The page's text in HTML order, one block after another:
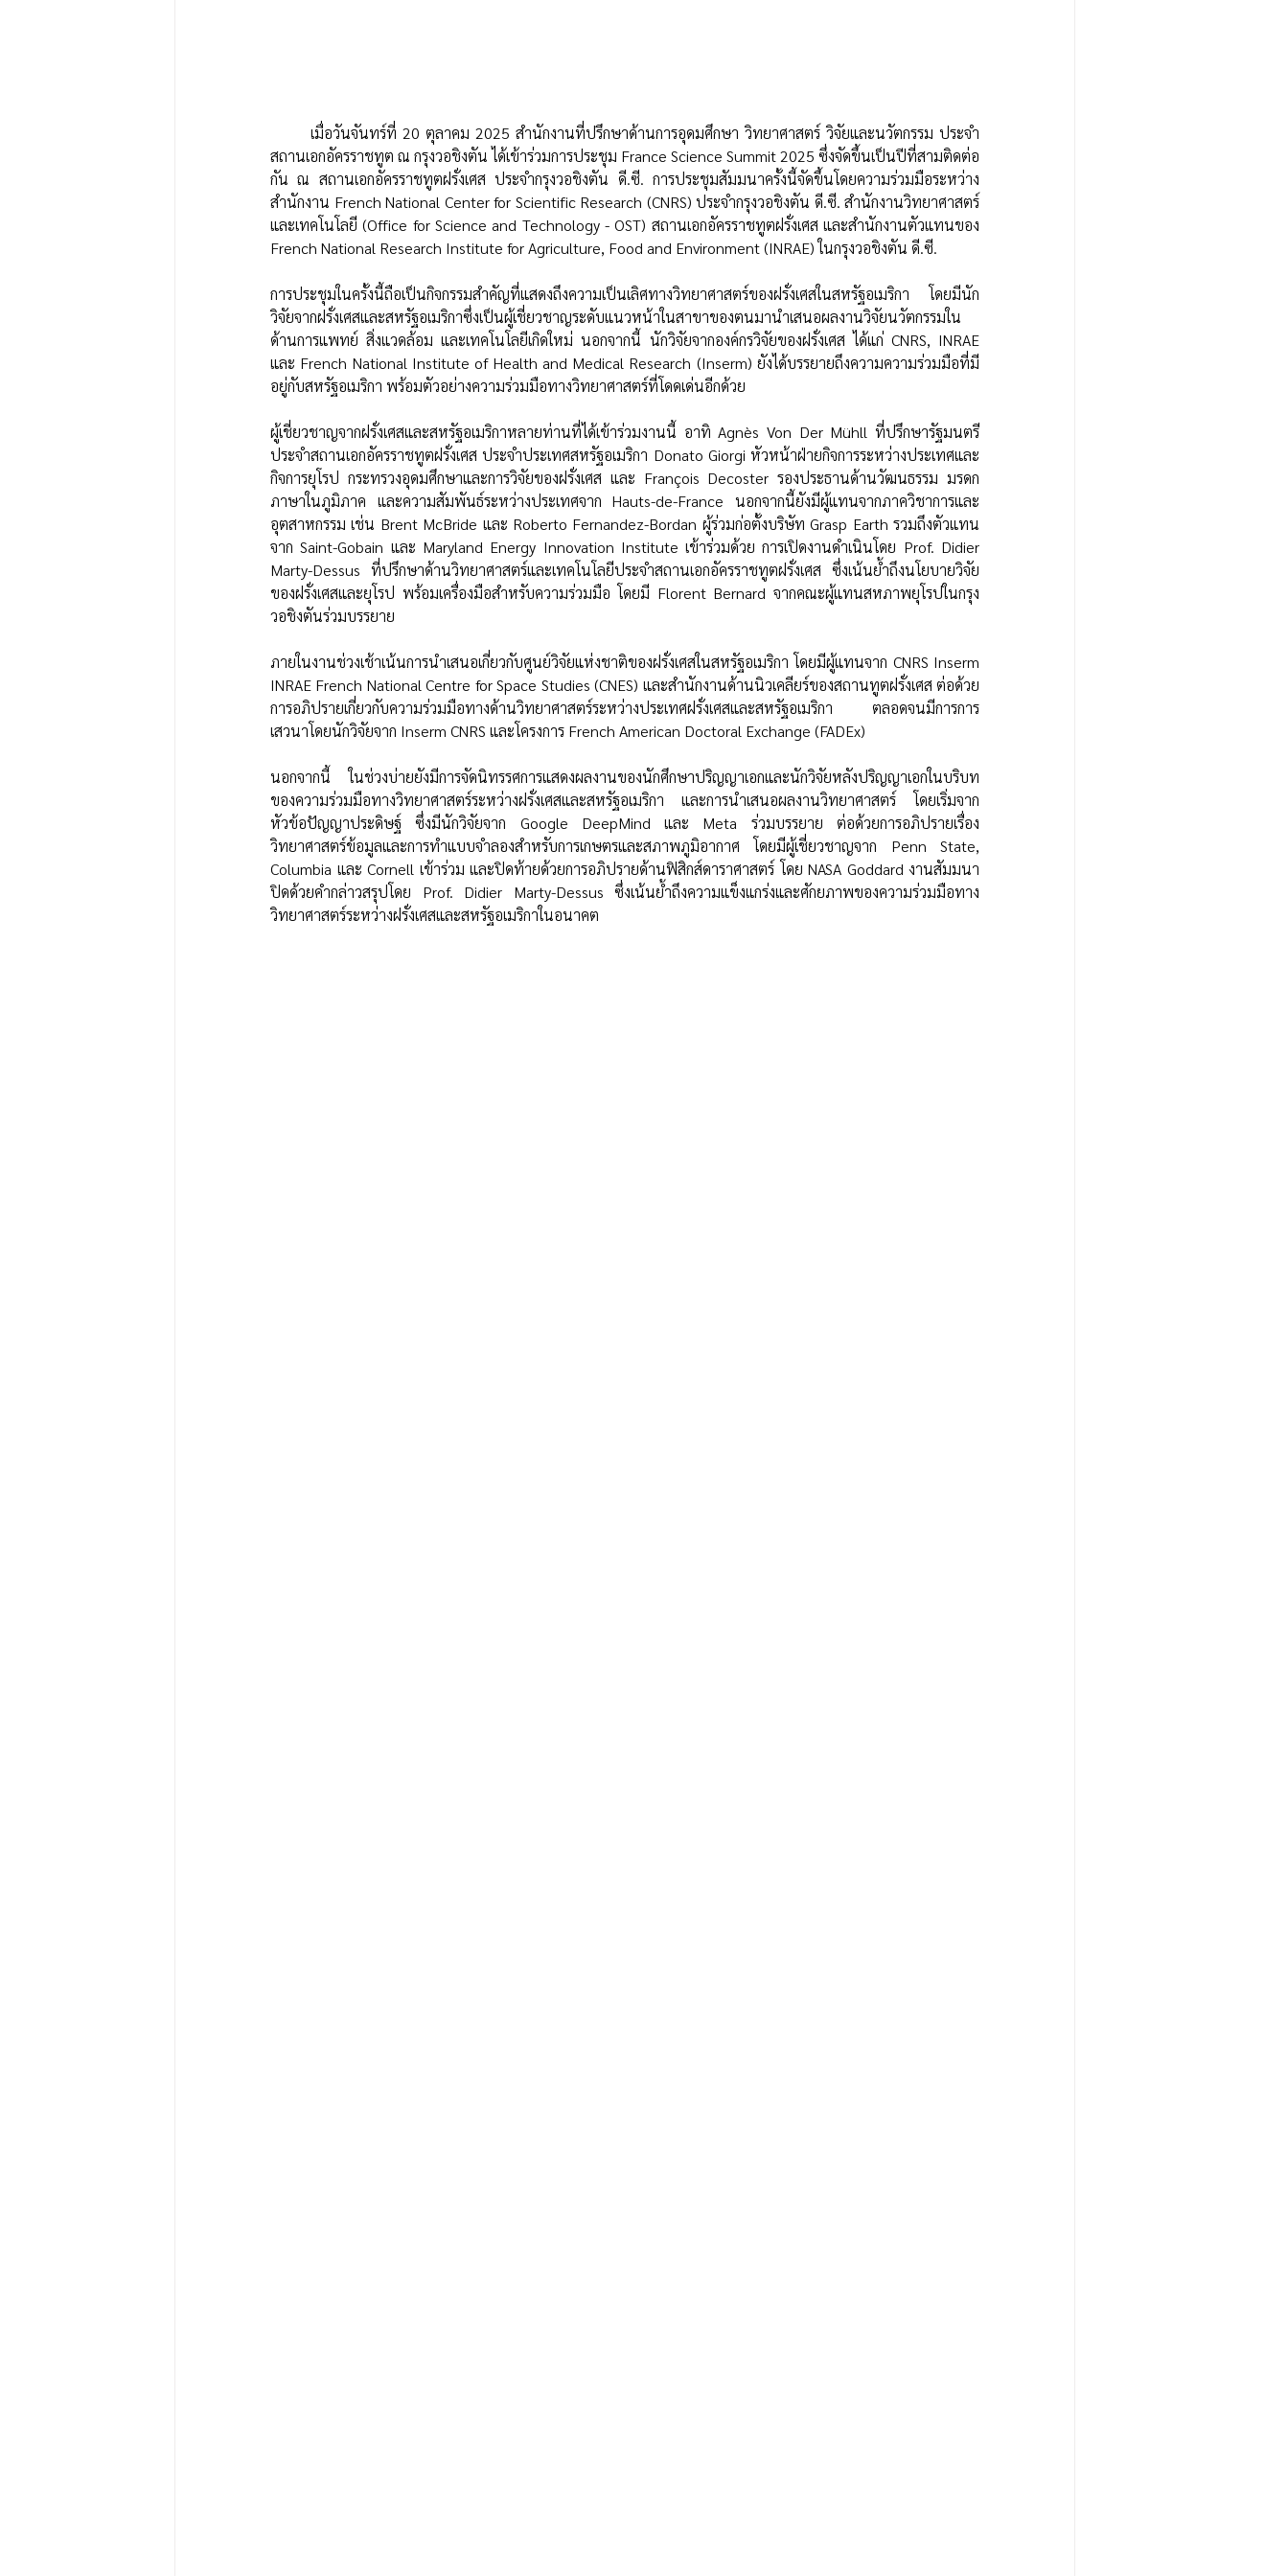
สถานเอกอัครราชทูต ณ กรุงวอชิงตัน ได้เข้าร่วมการประชุม France Science Summit 2025 ซึ่งจัดขึ้นเป็นปีที่สามติดต่อ
กัน ณ สถานเอกอัครราชทูตฝรั่งเศส ประจำกรุงวอชิงตัน ดี.ซี. การประชุมสัมมนาครั้งนี้จัดขึ้นโดยความร่วมมือระหว่าง
สำนักงาน French National Center for Scientific Research (CNRS) ประจำกรุงวอชิงตัน ดี.ซี. สำนักงานวิทยาศาสตร์
และเทคโนโลยี (Office for Science and Technology - OST) สถานเอกอัครราชทูตฝรั่งเศส และสำนักงานตัวแทนของ
French National Research Institute for Agriculture, Food and Environment (INRAE) ในกรุงวอชิงตัน ดี.ซี.
การประชุมในครั้งนี้ถือเป็นกิจกรรมสำคัญที่แสดงถึงความเป็นเลิศทางวิทยาศาสตร์ของฝรั่งเศสในสหรัฐอเมริกา โดยมีนัก
วิจัยจากฝรั่งเศสและสหรัฐอเมริกาซึ่งเป็นผู้เชี่ยวชาญระดับแนวหน้าในสาขาของตนมานำเสนอผลงานวิจัยนวัตกรรมใน
ด้านการแพทย์ สิ่งแวดล้อม และเทคโนโลยีเกิดใหม่ นอกจากนี้ นักวิจัยจากองค์กรวิจัยของฝรั่งเศส ได้แก่ CNRS, INRAE
และ French National Institute of Health and Medical Research (Inserm) ยังได้บรรยายถึงความความร่วมมือที่มี
อยู่กับสหรัฐอเมริกา พร้อมตัวอย่างความร่วมมือทางวิทยาศาสตร์ที่โดดเด่นอีกด้วย
ผู้เชี่ยวชาญจากฝรั่งเศสและสหรัฐอเมริกาหลายท่านที่ได้เข้าร่วมงานนี้ อาทิ Agnès Von Der Mühll ที่ปรึกษารัฐมนตรี
ประจำสถานเอกอัครราชทูตฝรั่งเศส ประจำประเทศสหรัฐอเมริกา Donato Giorgi หัวหน้าฝ่ายกิจการระหว่างประเทศและ
กิจการยุโรป กระทรวงอุดมศึกษาและการวิจัยของฝรั่งเศส และ François Decoster รองประธานด้านวัฒนธรรม มรดก
ภาษาในภูมิภาค และความสัมพันธ์ระหว่างประเทศจาก Hauts-de-France นอกจากนี้ยังมีผู้แทนจากภาควิชาการและ
อุตสาหกรรม เช่น Brent McBride และ Roberto Fernandez-Bordan ผู้ร่วมก่อตั้งบริษัท Grasp Earth รวมถึงตัวแทน
จาก Saint-Gobain และ Maryland Energy Innovation Institute เข้าร่วมด้วย การเปิดงานดำเนินโดย Prof. Didier
Marty-Dessus ที่ปรึกษาด้านวิทยาศาสตร์และเทคโนโลยีประจำสถานเอกอัครราชทูตฝรั่งเศส ซึ่งเน้นย้ำถึงนโยบายวิจัย
ของฝรั่งเศสและยุโรป พร้อมเครื่องมือสำหรับความร่วมมือ โดยมี Florent Bernard จากคณะผู้แทนสหภาพยุโรปในกรุง
วอชิงตันร่วมบรรยาย
ภายในงานช่วงเช้าเน้นการนำเสนอเกี่ยวกับศูนย์วิจัยแห่งชาติของฝรั่งเศสในสหรัฐอเมริกา โดยมีผู้แทนจาก CNRS Inserm
INRAE French National Centre for Space Studies (CNES) และสำนักงานด้านนิวเคลียร์ของสถานทูตฝรั่งเศส ต่อด้วย
การอภิปรายเกี่ยวกับความร่วมมือทางด้านวิทยาศาสตร์ระหว่างประเทศฝรั่งเศสและสหรัฐอเมริกา ตลอดจนมีการการ
เสวนาโดยนักวิจัยจาก Inserm CNRS และโครงการ French American Doctoral Exchange (FADEx)
นอกจากนี้ ในช่วงบ่ายยังมีการจัดนิทรรศการแสดงผลงานของนักศึกษาปริญญาเอกและนักวิจัยหลังปริญญาเอกในบริบท
ของความร่วมมือทางวิทยาศาสตร์ระหว่างฝรั่งเศสและสหรัฐอเมริกา และการนำเสนอผลงานวิทยาศาสตร์ โดยเริ่มจาก
หัวข้อปัญญาประดิษฐ์ ซึ่งมีนักวิจัยจาก Google DeepMind และ Meta ร่วมบรรยาย ต่อด้วยการอภิปรายเรื่อง
วิทยาศาสตร์ข้อมูลและการทำแบบจำลองสำหรับการเกษตรและสภาพภูมิอากาศ โดยมีผู้เชี่ยวชาญจาก Penn State,
Columbia และ Cornell เข้าร่วม และปิดท้ายด้วยการอภิปรายด้านฟิสิกส์ดาราศาสตร์ โดย NASA Goddard งานสัมมนา
ปิดด้วยคำกล่าวสรุปโดย Prof. Didier Marty-Dessus ซึ่งเน้นย้ำถึงความแข็งแกร่งและศักยภาพของความร่วมมือทาง
วิทยาศาสตร์ระหว่างฝรั่งเศสและสหรัฐอเมริกาในอนาคต